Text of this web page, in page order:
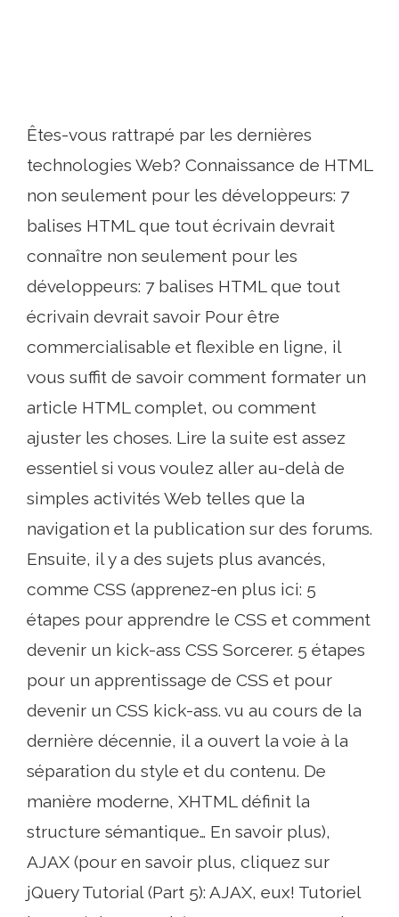
Êtes-vous rattrapé par les dernières
technologies Web? Connaissance de HTML
non seulement pour les développeurs: 7
balises HTML que tout écrivain devrait
connaître non seulement pour les
développeurs: 7 balises HTML que tout
écrivain devrait savoir Pour être
commercialisable et flexible en ligne, il
vous suffit de savoir comment formater un
article HTML complet, ou comment
ajuster les choses. Lire la suite est assez
essentiel si vous voulez aller au-delà de
simples activités Web telles que la
navigation et la publication sur des forums.
Ensuite, il y a des sujets plus avancés,
comme CSS (apprenez-en plus ici: 5
étapes pour apprendre le CSS et comment
devenir un kick-ass CSS Sorcerer. 5 étapes
pour un apprentissage de CSS et pour
devenir un CSS kick-ass. vu au cours de la
dernière décennie, il a ouvert la voie à la
séparation du style et du contenu. De
manière moderne, XHTML définit la
structure sémantique… En savoir plus),
AJAX (pour en savoir plus, cliquez sur
jQuery Tutorial (Part 5): AJAX, eux! Tutoriel